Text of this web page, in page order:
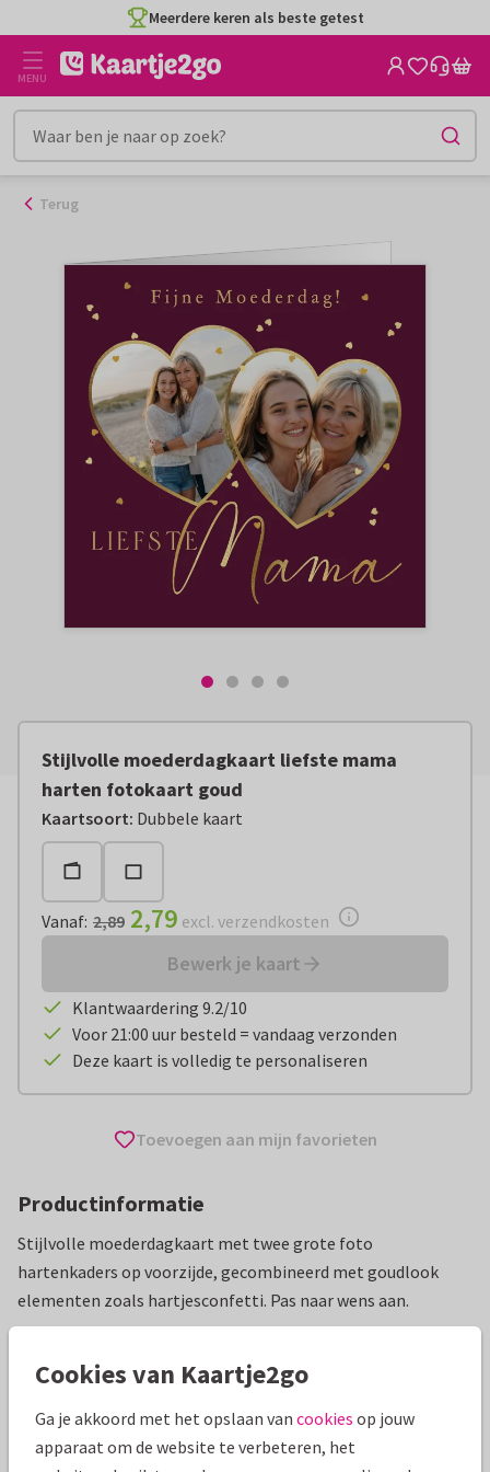
naar
inhoud
Meerdere keren als beste getest
MENU
Terug
Stijlvolle moederdagkaart liefste mama
harten fotokaart goud
Kaartsoort: Dubbele kaart
Vanaf:€ 2,79 excl. verzendkosten
Vanaf: 2,89 2,79 excl. verzendkosten
Bewerk je kaart
Klantwaardering 9.2/10
Voor 21:00 uur besteld = vandaag verzonden
Deze kaart is volledig te personaliseren
Toevoegen aan mijn favorieten
Productinformatie
Stijlvolle moederdagkaart met twee grote foto
hartenkaders op voorzijde, gecombineerd met goudlook
elementen zoals hartjesconfetti. Pas naar wens aan.
Moederdag kaarten Renee geeft vorm
Cookies van Kaartje2go
Ga je akkoord met het opslaan van cookies op jouw
apparaat om de website te verbeteren, het